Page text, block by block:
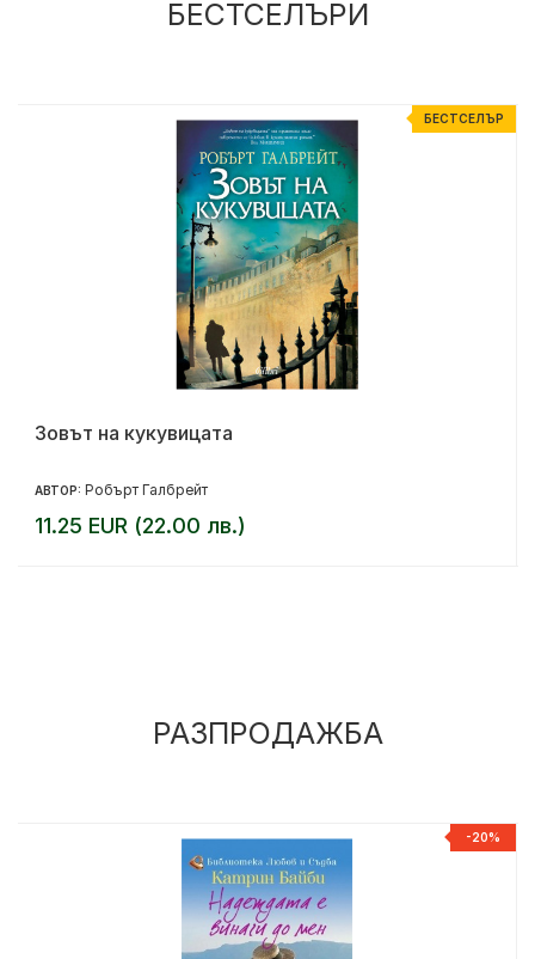
БЕСТСЕЛЪРИ
БЕСТСЕЛЪР
Зовът на кукувицата
АВТОР: Робърт Галбрейт
11.25 EUR (22.00 лв.)
РАЗПРОДАЖБА
-20%